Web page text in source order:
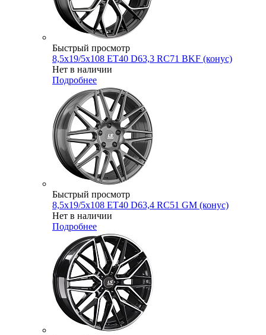
Быстрый просмотр
8,5x19/5x108 ET40 D63,3 RC71 BKF (конус)
Нет в наличии
Подробнее
Быстрый просмотр
8,5x19/5x108 ET40 D63,4 RC51 GM (конус)
Нет в наличии
Подробнее